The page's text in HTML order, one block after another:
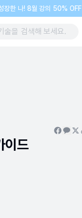
장한 나! 8월 강의 50% OFF
이드